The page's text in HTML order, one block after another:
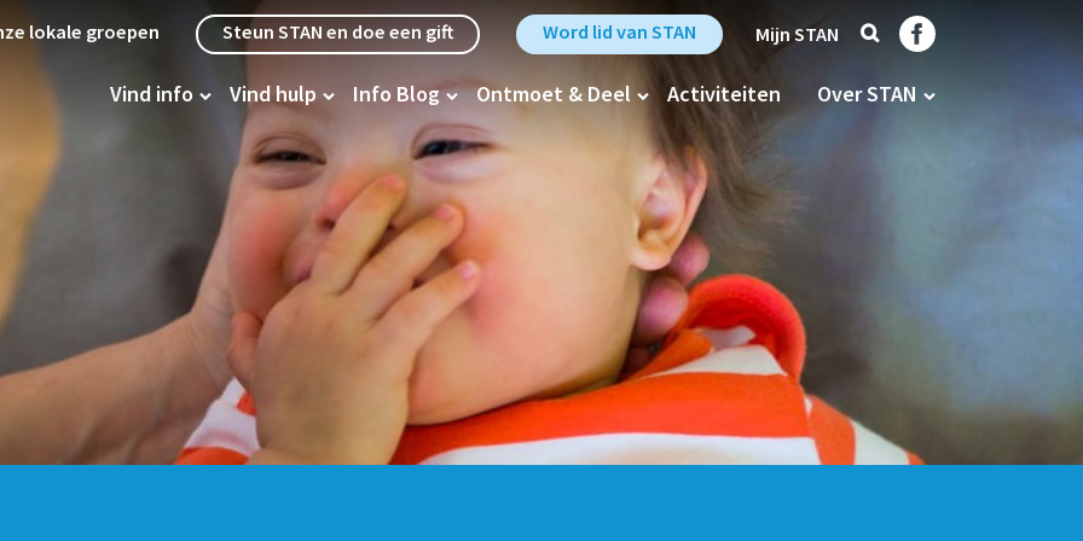
lokale groepen Steun STAN en doe een gift Word lid van STAN Mijn STAN Zoek Trefpunt Stan op
Vind info Vind hulp Info Blog Ontmoet & Deel Activiteiten Over STAN